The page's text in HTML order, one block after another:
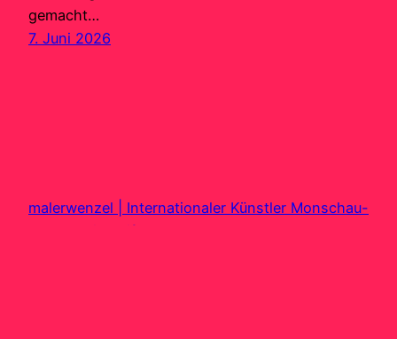
gemacht…
7. Juni 2026
malerwenzel | Internationaler Künstler Monschau-
Imgenbroich Eifel Aachen